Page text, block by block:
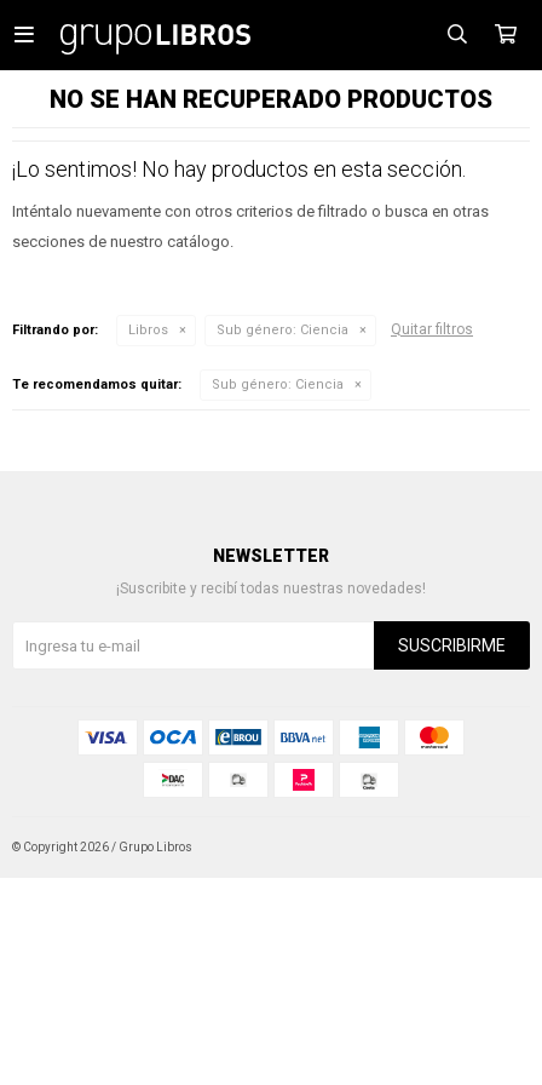

NO SE HAN RECUPERADO PRODUCTOS
¡Lo sentimos! No hay productos en esta sección.
Inténtalo nuevamente con otros criterios de filtrado o busca en otras
secciones de nuestro catálogo.
Filtrando por: Libros Sub género: Ciencia Quitar filtros
Te recomendamos quitar: Sub género: Ciencia
NEWSLETTER
¡Suscribite y recibí todas nuestras novedades!
SUSCRIBIRME
© Copyright 2026 / Grupo Libros